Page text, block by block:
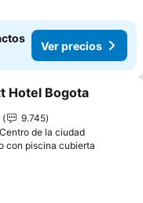
Ver precios
a favoritos
Hotel Bogota
9.745
de la ciudad
con piscina cubierta